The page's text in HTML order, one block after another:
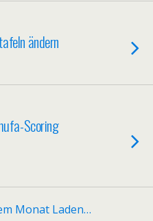
ändern
Scoring
Monat Laden…